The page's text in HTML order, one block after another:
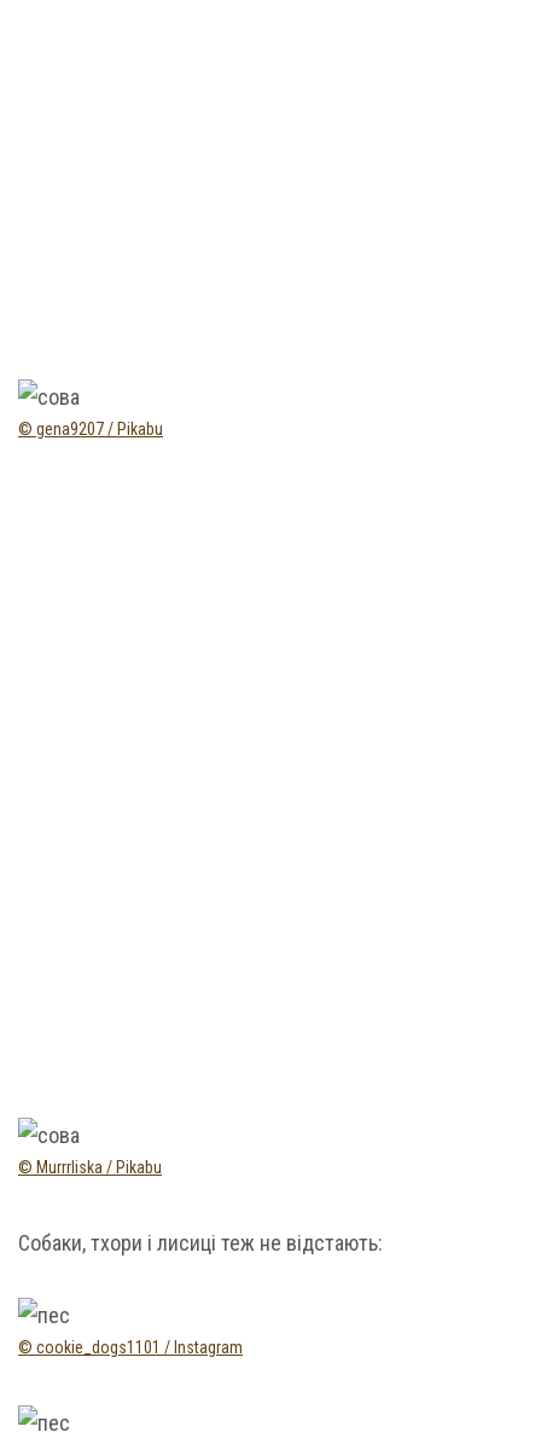
© gena9207 / Pikabu
© Murrrliska / Pikabu
Собаки, тхори і лисиці теж не відстають:
© cookie_dogs1101 / Instagram